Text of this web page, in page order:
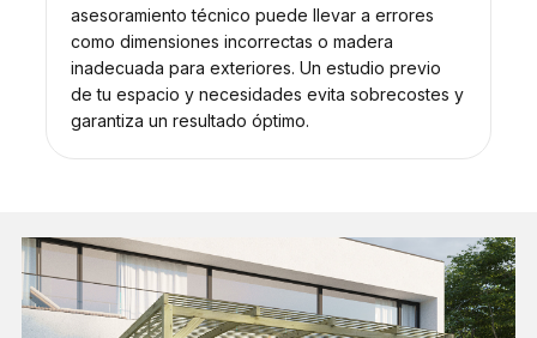
asesoramiento técnico puede llevar a errores
como dimensiones incorrectas o madera
inadecuada para exteriores. Un estudio previo
de tu espacio y necesidades evita sobrecostes y
garantiza un resultado óptimo.